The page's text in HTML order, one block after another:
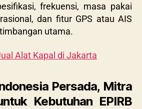
frekuensi, masa pakai
dan fitur GPS atau AIS
utama.
Alat Kapal di Jakarta
Persada, Mitra
Kebutuhan EPIRB